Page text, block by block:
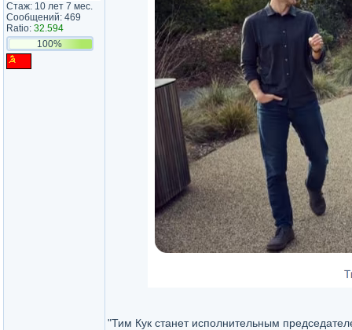
Стаж: 10 лет 7 мес.
Сообщений: 469
Ratio: 32.594
100%
"Тим Кук станет исполнительным